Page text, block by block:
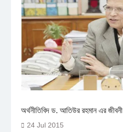
অর্থনীতিবিদ ড. আতিউর রহমান এর জীবনী
24 Jul 2015